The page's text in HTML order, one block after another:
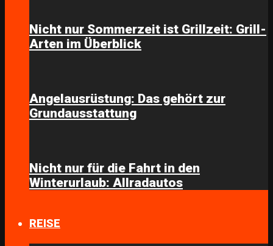
Nicht nur Sommerzeit ist Grillzeit: Grill-
Arten im Überblick
Angelausrüstung: Das gehört zur
Grundausstattung
Nicht nur für die Fahrt in den
Winterurlaub: Allradautos
REISE